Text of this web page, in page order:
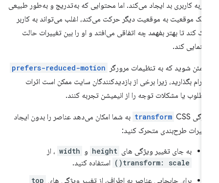
کاربری بد ایجاد می‌کند. اما محتوایی که به‌تدریج و به‌طور طبیعی
یک موقعیت به موقعیت دیگر حرکت می‌کند، اغلب می‌تواند به کاربر
کند تا بهتر بفهمد چه اتفاقی می‌افتد و او را بین تغییرات حالت
کند.
شوید که به تنظیمات مرورگر prefers-reduced-motion
بگذارید، زیرا برخی از بازدیدکنندگان سایت ممکن است اثرات
یا مشکلات توجه را از انیمیشن تجربه کنند.
transform CSS به شما امکان می‌دهد عناصر را بدون ایجاد
طرح‌بندی متحرک کنید:
به جای تغییر ویژگی های height و width ، از
transform: scale()
استفاده کنید.
برای جابجایی عناصر به اطراف، از تغییر ویژگی های top